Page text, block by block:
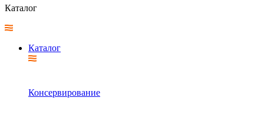
Каталог
Каталог
Консервирование